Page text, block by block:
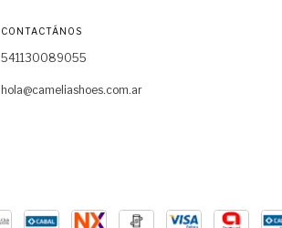
CONTACTÁNOS
541130089055
hola@cameliashoes.com.ar